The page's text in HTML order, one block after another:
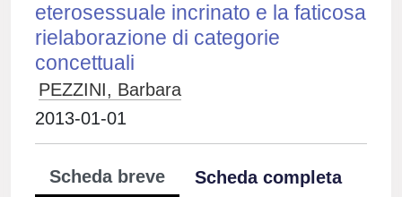
eterosessuale incrinato e la faticosa
rielaborazione di categorie
concettuali
PEZZINI, Barbara
2013-01-01
Scheda breve
Scheda completa